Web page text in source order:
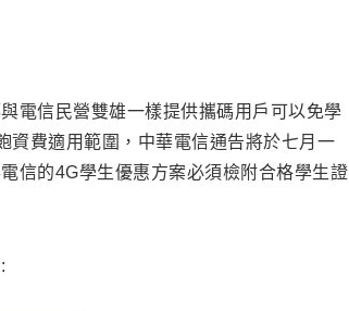
電信民營雙雄一樣提供攜碼用戶可以免學
資費適用範圍，中華電信通告將於七月一
信的4G學生優惠方案必須檢附合格學生證